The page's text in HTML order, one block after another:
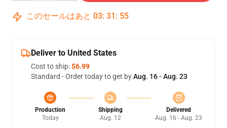
このセールはあと 03: 31 : 54
Deliver to United States
Cost to ship:$6.99
Standard - Order today to get byAug. 16 - Aug. 23
Production
Today
Shipping
Aug. 12
Delivered
Aug. 16 - Aug. 23